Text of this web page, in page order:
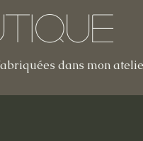
dans mon